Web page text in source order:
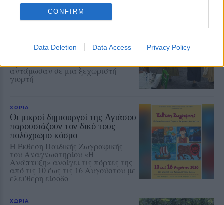
CONFIRM
Data Deletion Data Access Privacy Policy
Η Αντισσα έγινε μια μεγάλη
Ο «Τέρπανδρος» Άντισσας και το
Χορευτικό Τμήμα του
αντάμωσαν σε μια ξεχωριστή
γιορτή
ΧΩΡΙΑ
Οι μικροί δημιουργοί της Αγιάσου
παρουσιάζουν τον δικό τους
πολύχρωμο κόσμο
Η Έκθεση Παιδικής Ζωγραφικής
του Αναγνωστηρίου «Η
Ανάπτυξη» ανοίγει τις πόρτες της
από τις 10 έως τις 16 Αυγούστου με
ελεύθερη είσοδο
ΧΩΡΙΑ